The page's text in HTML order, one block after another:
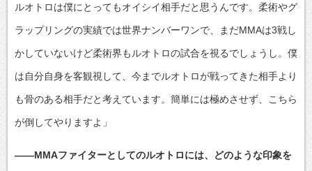
ルオトロは僕にとってもオイシイ相手だと思うんです。柔術やグ
ラップリングの実績では世界ナンバーワンで、まだMMAは3戦し
かしていないけど柔術界もルオトロの試合を視るでしょうし。僕
は自分自身を客観視して、今までルオトロが戦ってきた相手より
も骨のある相手だと考えています。簡単には極めさせず、こちら
が倒してやりますよ」
――MMAファイターとしてのルオトロには、どのような印象を